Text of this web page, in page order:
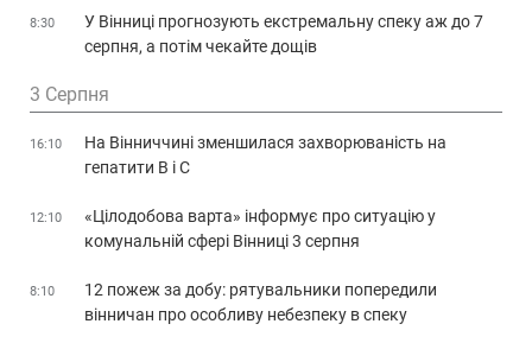
8:30
У Вінниці прогнозують екстремальну спеку аж до 7
серпня, а потім чекайте дощів
3 Серпня
16:10
На Вінниччині зменшилася захворюваність на
гепатити В і С
12:10
«Цілодобова варта» інформує про ситуацію у
комунальній сфері Вінниці 3 серпня
8:10
12 пожеж за добу: рятувальники попередили
вінничан про особливу небезпеку в спеку